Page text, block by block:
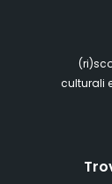
culturali